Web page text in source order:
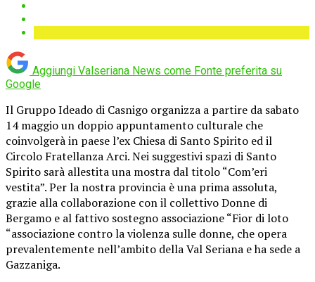
Aggiungi Valseriana News come Fonte preferita su
Google
Il Gruppo Ideado di Casnigo organizza a partire da sabato
14 maggio un doppio appuntamento culturale che
coinvolgerà in paese l’ex Chiesa di Santo Spirito ed il
Circolo Fratellanza Arci. Nei suggestivi spazi di Santo
Spirito sarà allestita una mostra dal titolo “Com’eri
vestita”. Per la nostra provincia è una prima assoluta,
grazie alla collaborazione con il collettivo Donne di
Bergamo e al fattivo sostegno associazione “Fior di loto
“associazione contro la violenza sulle donne, che opera
prevalentemente nell’ambito della Val Seriana e ha sede a
Gazzaniga.